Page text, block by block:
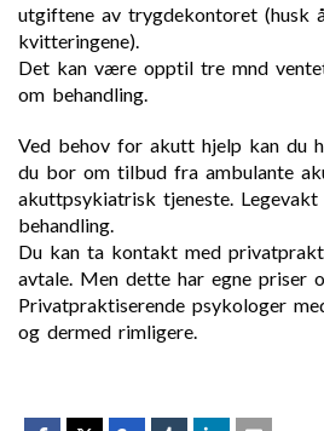
utgiftene av trygdekontoret (husk
kvitteringene).
Det kan være opptil tre mnd
om behandling.
Ved behov for akutt hjelp kan du
du bor om tilbud fra ambulante
akuttpsykiatrisk tjeneste.
behandling.
Du kan ta kontakt med
avtale. Men dette har egne priser
Privatpraktiserende psykologer
og dermed rimligere.